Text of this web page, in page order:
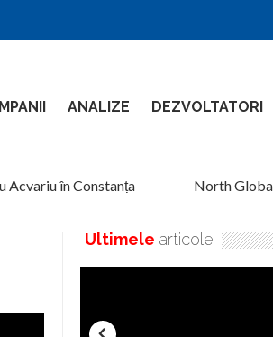
ANALIZE DEZVOLTATORI
în Constanța North
Ultimele articole